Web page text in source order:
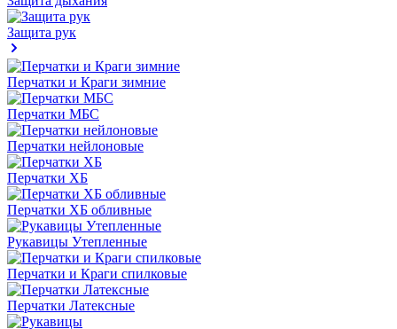
Защита рук
Перчатки и Краги зимние
Перчатки МБС
Перчатки нейлоновые
Перчатки ХБ
Перчатки ХБ обливные
Рукавицы Утепленные
Перчатки и Краги спилковые
Перчатки Латексные